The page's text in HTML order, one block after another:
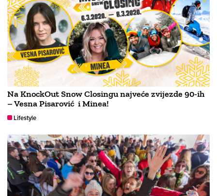
Na KnockOut Snow Closingu najveće zvijezde 90-ih
– Vesna Pisarović i Minea!
Lifestyle